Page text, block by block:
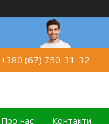
+380 (67) 750-31-32
Про нас Контакти